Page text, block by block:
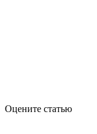
Оцените статью